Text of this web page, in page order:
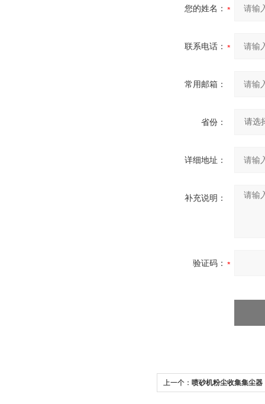
您的姓名：
联系电话：
常用邮箱：
省份：
详细地址：
补充说明：
验证码：
上一个： 喷砂机粉尘收集集尘器